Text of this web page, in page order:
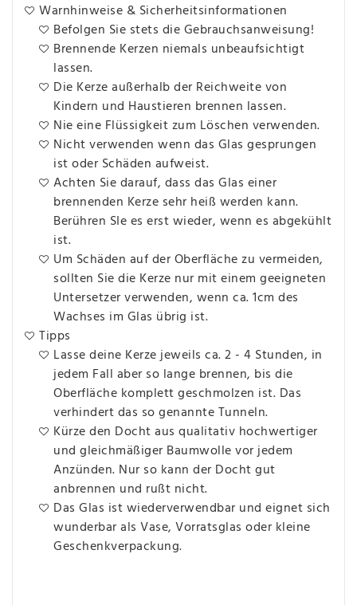
Warnhinweise & Sicherheitsinformationen
Befolgen Sie stets die Gebrauchsanweisung!
Brennende Kerzen niemals unbeaufsichtigt
lassen.
Die Kerze außerhalb der Reichweite von
Kindern und Haustieren brennen lassen.
Nie eine Flüssigkeit zum Löschen verwenden.
Nicht verwenden wenn das Glas gesprungen
ist oder Schäden aufweist.
Achten Sie darauf, dass das Glas einer
brennenden Kerze sehr heiß werden kann.
Berühren SIe es erst wieder, wenn es abgekühlt
ist.
Um Schäden auf der Oberfläche zu vermeiden,
sollten Sie die Kerze nur mit einem geeigneten
Untersetzer verwenden, wenn ca. 1cm des
Wachses im Glas übrig ist.
Tipps
Lasse deine Kerze jeweils ca. 2 - 4 Stunden, in
jedem Fall aber so lange brennen, bis die
Oberfläche komplett geschmolzen ist. Das
verhindert das so genannte Tunneln.
Kürze den Docht aus qualitativ hochwertiger
und gleichmäßiger Baumwolle vor jedem
Anzünden. Nur so kann der Docht gut
anbrennen und rußt nicht.
Das Glas ist wiederverwendbar und eignet sich
wunderbar als Vase, Vorratsglas oder kleine
Geschenkverpackung.